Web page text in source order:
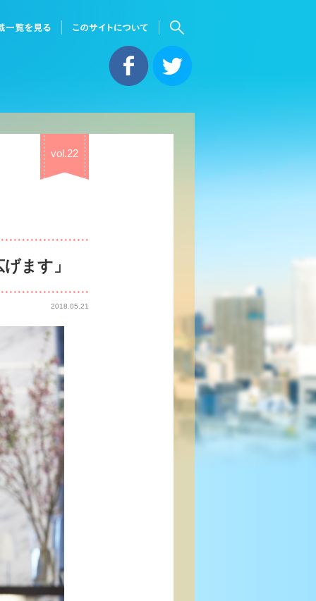
vol.22
ます」
2018.05.21